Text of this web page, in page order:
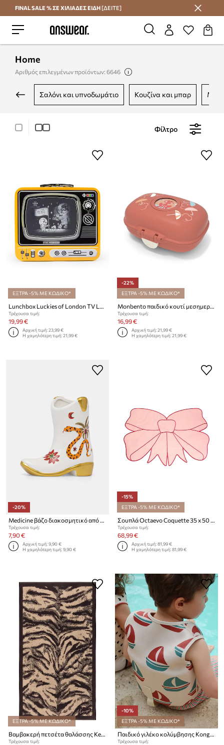
Εξοικονομήστε με το Answear Club
FINAL SALE % ΣΕ ΧΙΛΙΑΔΕΣ ΕΙΔΗ [ΔΕΙΤΕ]
Home
Αριθμός επιλεγμένων προϊόντων: 6646
σαλόνι και υπνοδωμάτιο κουζίνα και μπαρ
Φίλτρο
ΕΞΤΡΑ -5% ΜΕ ΚΩΔΙΚΟ*
Τρέχουσα τιμή:
19,99 €
Αρχική τιμή:23,99 €
Η χαμηλότερη τιμή:21,99 €
-22%
ΕΞΤΡΑ -5% ΜΕ ΚΩΔΙΚΟ*
Τρέχουσα τιμή:
16,99 €
Αρχική τιμή:21,99 €
Η χαμηλότερη τιμή:21,99 €
-20%
Medicine βάζο διακοσμητικό από δολομίτη
Τρέχουσα τιμή:
7,90 €
Αρχική τιμή:9,90 €
Η χαμηλότερη τιμή:9,90 €
-15%
ΕΞΤΡΑ -5% ΜΕ ΚΩΔΙΚΟ*
Σουπλά Octaevo Coquette 35 x 50 cm 2-pack
Τρέχουσα τιμή:
68,99 €
Αρχική τιμή:81,99 €
Η χαμηλότερη τιμή:81,99 €
ΕΞΤΡΑ -5% ΜΕ ΚΩΔΙΚΟ*
Βαμβακερή πετσέτα θαλάσσης Kenzo KFAUVE Naturel 90 x 160 cm
Τρέχουσα τιμή:
-10%
ΕΞΤΡΑ -5% ΜΕ ΚΩΔΙΚΟ*
Παιδικό γιλέκο κολύμβησης Konges Sløjd ELLIS SWIM VEST
Τρέχουσα τιμή: